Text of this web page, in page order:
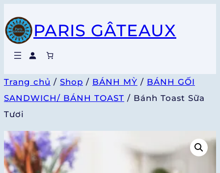
đến
phần
nội
PARIS GÂTEAUX
Trang chủ / Shop / BÁNH MỲ / BÁNH GỐI
SANDWICH/ BÁNH TOAST / Bánh Toast Sữa
Tươi